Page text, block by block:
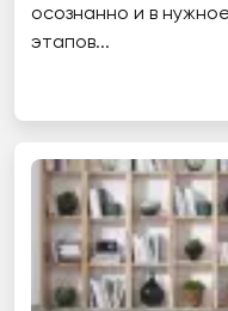
осознанно и в
этапов...